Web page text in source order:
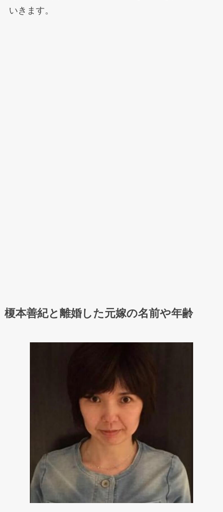
いきます。
榎本善紀と離婚した元嫁の名前や年齢